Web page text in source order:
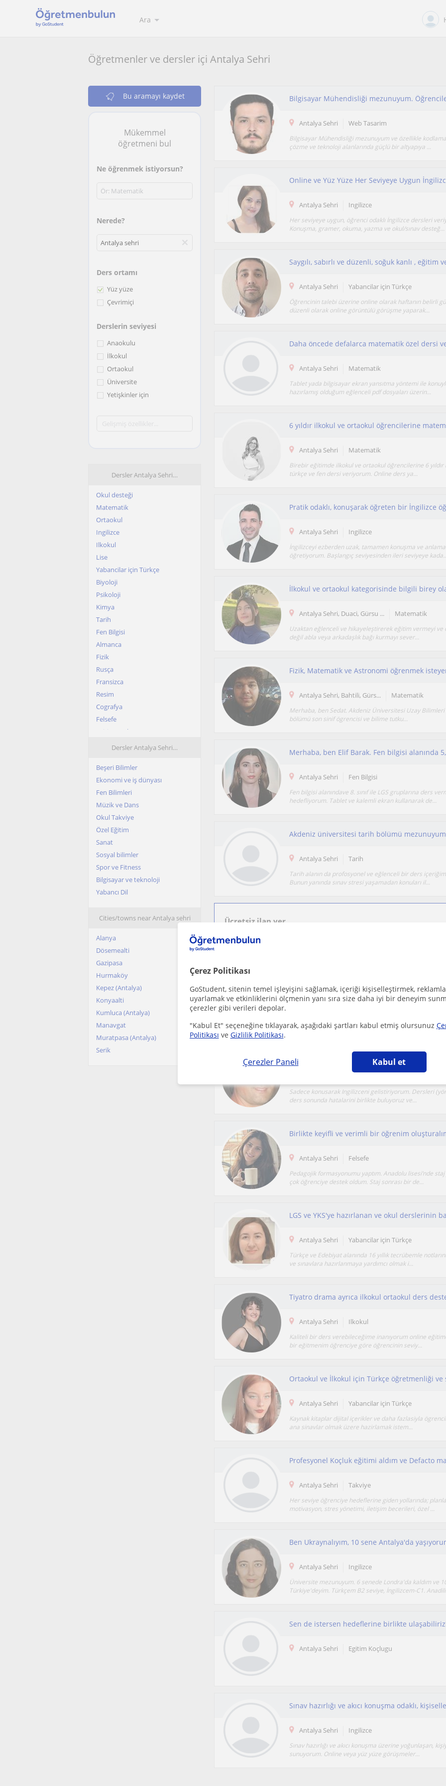
Çerez Politikası
GoStudent, sitenin temel işleyişini sağlamak, içeriği kişiselleştirmek,
uyarlamak ve etkinliklerini ölçmenin yanı sıra size daha iyi bir deneyim
çerezler gibi verileri depolar.
"Kabul Et" seçeneğine tıklayarak, aşağıdaki şartları kabul etmiş olursunuz
Politikası ve Gizlilik Politikası.
Çerezler Paneli Kabul et
Ara
Öğretmenler ve dersler içi Antalya Sehri
Bu aramayı kaydet
Mükemmel
öğretmeni bul
Ne öğrenmek istiyorsun?
Nerede?
Ders ortamı
Yüz yüze
Çevrimiçi
Derslerin seviyesi
Anaokulu
İlkokul
Ortaokul
Üniversite
Yetişkinler için
Dersler Antalya Sehri…
Okul desteği
Matematik
Ortaokul
Ingilizce
Ilkokul
Lise
Yabancilar için Türkçe
Biyoloji
Psikoloji
Kimya
Tarih
Fen Bilgisi
Almanca
Fizik
Rusça
Fransizca
Resim
Cografya
Felsefe
Egitim Koçlugu
Fitness Egitmeni
Ispanyolca
Yoga
YKS
Pilates
Robotik
Bilgisayar Bilimi
Okuma
Dersler Antalya Sehri…
Beşeri Bilimler
Ekonomi ve iş dünyası
Fen Bilimleri
Müzik ve Dans
Okul Takviye
Özel Eğitim
Sanat
Sosyal bilimler
Spor ve Fitness
Bilgisayar ve teknoloji
Yabancı Dil
Cities/towns near Antalya sehri
Alanya
Dösemealti
Gazipasa
Hurmaköy
Kepez (Antalya)
Konyaalti
Kumluca (Antalya)
Manavgat
Muratpasa (Antalya)
Serik
Antalya Sehri Web Tasarim
Bilgisayar Mühendisliği mezunuyum ve özellikle
çözme ve teknoloji alanlarında güçlü bir altyapıya ...
Online ve Yüz Yüze Her Seviyeye Uygun
Antalya Sehri Ingilizce
Her seviyeye uygun, öğrenci odaklı İngilizce dersleri
Konuşma, gramer, okuma, yazma ve okul/sınav desteğ...
Antalya Sehri Yabancilar için Türkçe
Öğrencinin talebi üzerine online olarak haftanın belirli
düzenli olarak online görüntülü görüşme yaparak...
Antalya Sehri Matematik
Tablet yada bilgisayar ekran yansıtma yöntemi ile
hazırlamış olduğum eğlenceli pdf dosyaları üzerin...
Antalya Sehri Matematik
Birebir eğitimde ilkokul ve ortaokul öğrencilerine 6
türkçe ve fen dersi veriyorum. Online ders ya...
Antalya Sehri Ingilizce
İngilizceyi ezberden uzak, tamamen konuşma ve anlama
öğretiyorum. Başlangıç seviyesinden ileri seviyeye
İlkokul ve ortaokul kategorisinde bilgili birey
Antalya Sehri, Duaci, Gürsu ... Matematik
Uzaktan eğlenceli ve hikayeleştirerek eğitim vermeyi ve
değil abla veya arkadaşlık bağı kurmayı sever...
Fizik, Matematik ve Astronomi öğrenmek
Antalya Sehri, Bahtili, Gürs... Matematik
Merhaba, ben Sedat. Akdeniz Üniversitesi Uzay
bölümü son sinif ögrencisi ve bilime tutku...
Antalya Sehri Fen Bilgisi
Fen bilgisi alanındave 8. sınıf ile LGS gruplarına ders
hedefliyorum. Tablet ve kalemli ekran kullanarak de...
Antalya Sehri Tarih
Tarih alanın da profosyonel ve eğlenceli bir ders
Bunun yanında sınav stresi yaşamadan konuları il...
Ücretsiz ilan ver
Antalya Sehri, Dösemealti, D... Fransizca
Kanadalı Hocadan İgilizce Dersleri -Konuşma
Sadece konusarak Ingilizceni gelistiriyorum. Dersleri
ders sonunda hatalarini birlikte buluyoruz ve...
Birlikte keyifli ve verimli bir öğrenim
Antalya Sehri Felsefe
Pedagojik formasyonumu yaptım. Anadolu lisesi’nde
çok öğrenciye destek oldum. Staj sonrası bir de...
Antalya Sehri Yabancilar için Türkçe
Türkçe ve Edebiyat alanında 16 yıllık tecrübemle
ve sınavlara hazırlanmaya yardımcı olmak i...
Tiyatro drama ayrıca ilkokul ortaokul ders
Antalya Sehri Ilkokul
Kaliteli bir ders verebileceğime inanıyorum online
bir eğitmenim öğrenciye göre öğrencinin seviy...
Ortaokul ve İlkokul için Türkçe öğretmenliği ve
Antalya Sehri Yabancilar için Türkçe
Kaynak kitaplar dijital içerikler ve daha fazlasiyla
ana sinavlar olmak üzere hazirlamak istem...
Antalya Sehri Takviye
Her seviye öğrenciye hedeflerine giden yollarında;
motivasyon, stres yönetimi, iletişim becerileri, özel ...
Antalya Sehri Ingilizce
Üniversite mezunuyum. 6 senede Londra'da kaldım ve
Türkiye'deyim. Türkçem B2 seviye, İngilizcem-C1.
Sen de istersen hedeflerine birlikte
Antalya Sehri Egitim Koçlugu
Antalya Sehri Ingilizce
Sınav hazırlığı ve akıcı konuşma üzerine yoğunlaşan,
sunuyorum. Online veya yüz yüze görüşmeler...